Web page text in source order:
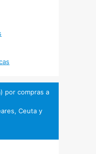
por compras a
Ceuta y